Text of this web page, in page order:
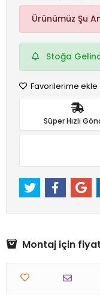
Ürünümüz Şu
Stoğa
Favorilerime ekle
Süper Hızlı
Montaj için